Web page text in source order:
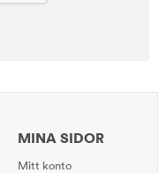
MINA SIDOR
Mitt konto